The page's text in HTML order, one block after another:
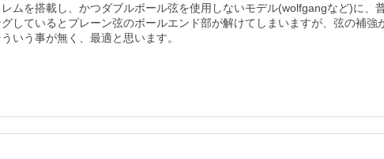
ムを搭載し、かつダブルボール弦を使用しないモデル(wolfgangなど)に、
しているとプレーン弦のボールエンド部が解けてしまいますが、弦の補強
いう事が無く、最適と思います。